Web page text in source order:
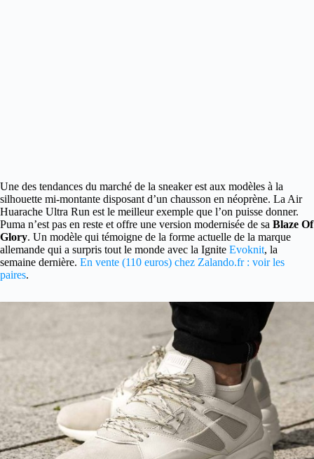
Une des tendances du marché de la sneaker est aux modèles à la
silhouette mi-montante disposant d’un chausson en néoprène. La Air
Huarache Ultra Run est le meilleur exemple que l’on puisse donner.
Puma n’est pas en reste et offre une version modernisée de sa Blaze Of
Glory. Un modèle qui témoigne de la forme actuelle de la marque
allemande qui a surpris tout le monde avec la Ignite Evoknit, la
semaine dernière. En vente (110 euros) chez Zalando.fr : voir les
paires.